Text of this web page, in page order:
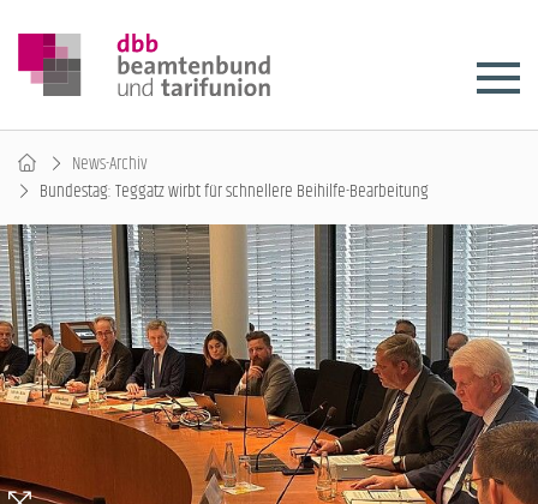
News-Archiv
Bundestag: Teggatz wirbt für schnellere Beihilfe-Bearbeitung